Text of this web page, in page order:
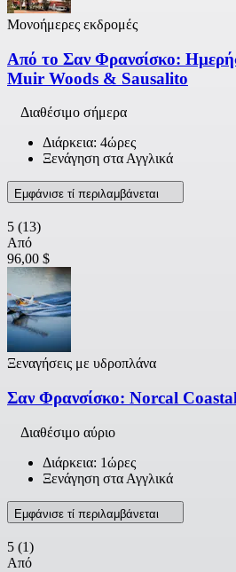
Μονοήμερες εκδρομές
Από το Σαν Φρανσίσκο:
Muir Woods & Sausalito
Διαθέσιμο σήμερα
Διάρκεια: 4ώρες
Ξενάγηση στα Αγγλικά
Εμφάνισε τί περιλαμβάνεται
5 (13)
Από
96,00 $
Ξεναγήσεις με υδροπλάνα
Σαν Φρανσίσκο: Norcal
Διαθέσιμο αύριο
Διάρκεια: 1ώρες
Ξενάγηση στα Αγγλικά
Εμφάνισε τί περιλαμβάνεται
5 (1)
Από